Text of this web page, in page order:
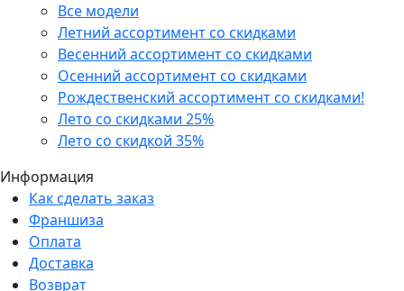
Все модели
Летний ассортимент со скидками
Весенний ассортимент со скидками
Осенний ассортимент со скидками
Рождественский ассортимент со скидками!
Лето со скидками 25%
Лето со скидкой 35%
Информация
Как сделать заказ
Франшиза
Оплата
Доставка
Возврат